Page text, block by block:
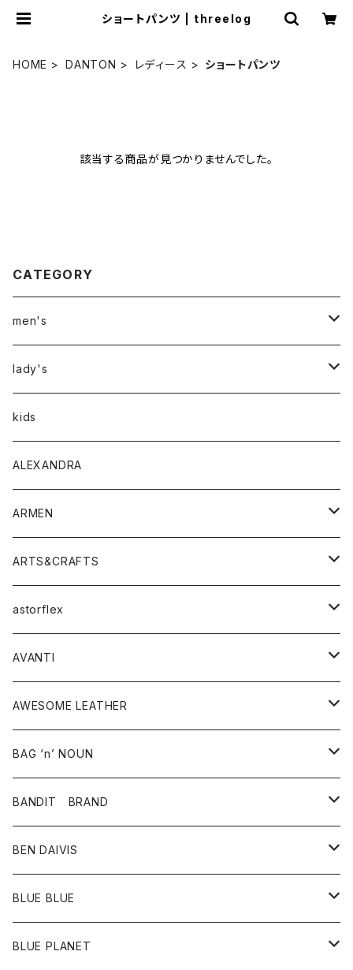
ショートパンツ | threelog
HOME DANTON レディース ショートパンツ
該当する商品が見つかりませんでした。
CATEGORY
men's
アウター
トップス
Tシャツ
シャツ
ボトムス
lady's
アウター
トップス
Tシャツ・カットソー
シャツ・ブラウス
ボトムス
パンツ
スカート
ワンピース・オールインワン
バッグ
シューズ
アクセサリー
その他雑貨
kids
ALEXANDRA
ARMEN
アウター
コート
ジャケット
トップス
ベスト
シャツ
ワンピース
ボトム
スカート
パンツ
グッズ
靴
ARTS&CRAFTS
アクセサリー
ウォレット
バッグ
astorflex
グッズ
靴
AVANTI
シャツ
AWESOME LEATHER
アウター
革ジャケット
BAG ‘n’ NOUN
アクセサリー
バッグ
ポーチ
BANDIT BRAND
トップス
Ｔシャツ
BEN DAIVIS
ポトム
パンツ
BLUE BLUE
アウター
BLUE PLANET